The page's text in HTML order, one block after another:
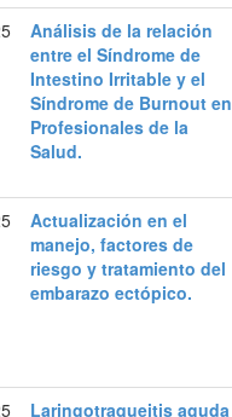
Análisis de la relación
entre el Síndrome de
Intestino Irritable y el
Síndrome de Burnout en
Profesionales de la
Salud.
Actualización en el
manejo, factores de
riesgo y tratamiento del
embarazo ectópico.
Laringotraqueitis aguda